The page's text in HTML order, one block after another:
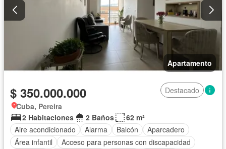
Apartamento
$ 350.000.000
Destacado
Cuba, Pereira
2 Habitaciones
2 Baños
62 m²
Aire acondicionado
Alarma Balcón
Aparcadero
Área infantil
Acceso para personas con discapacidad